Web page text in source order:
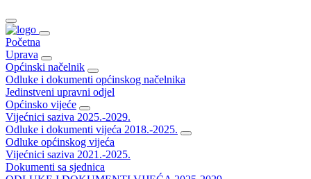
Početna
Uprava
Općinski načelnik
Odluke i dokumenti općinskog načelnika
Jedinstveni upravni odjel
Općinsko vijeće
Vijećnici saziva 2025.-2029.
Odluke i dokumenti vijeća 2018.-2025.
Odluke općinskog vijeća
Vijećnici saziva 2021.-2025.
Dokumenti sa sjednica